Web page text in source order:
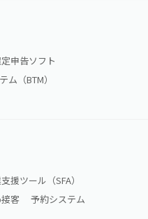
申告ソフト
ム（BTM）
援ツール（SFA）
客
予約システム